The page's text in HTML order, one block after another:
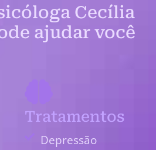
Cecília
ajudar você
Tratamentos
Depressão